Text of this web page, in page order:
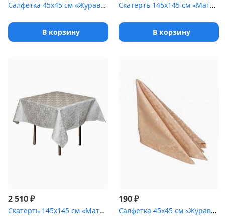
Салфетка 45х45 см «Журавинка» черная
В корзину
Скатерть 145х145 см «Мати» коричневая с золотом [(цветок)]
В корзину
2 510₽
Скатерть 145х145 см «Мати» белая [(цветок)]
190₽
Салфетка 45х45 см «Журавинка» бежевая [(цветок)]